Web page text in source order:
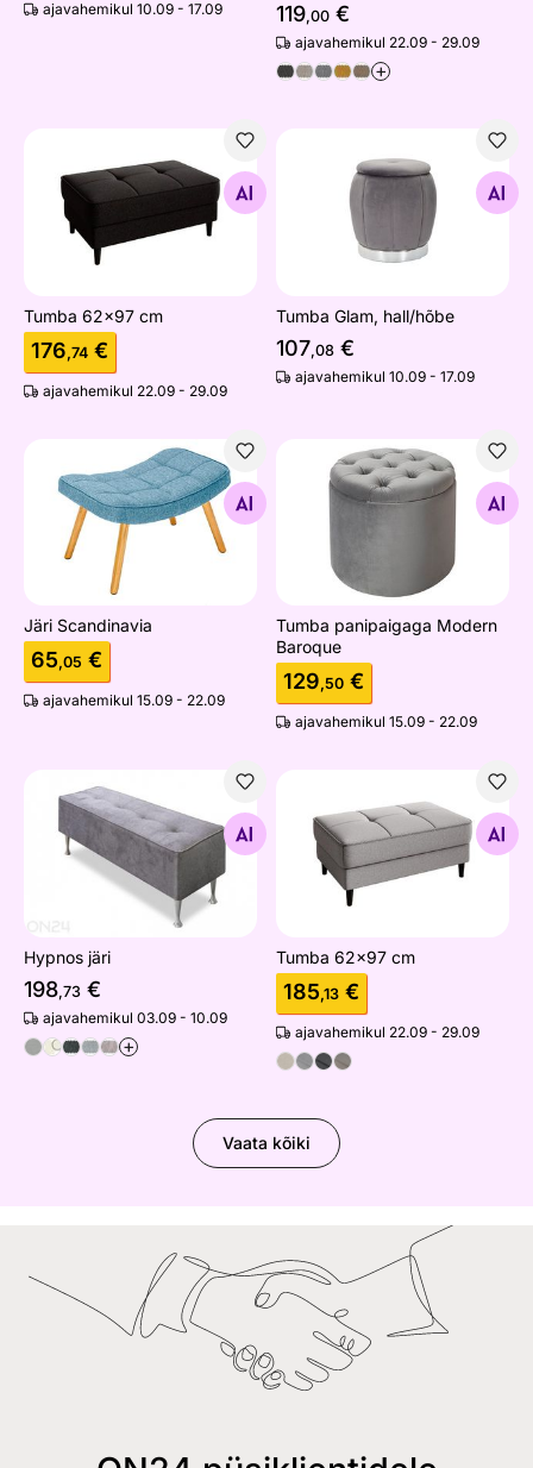
ajavahemikul 10.09 - 17.09 119,00 €
ajavahemikul 22.09 - 29.09
+
Tumba 62x97 cm
Otsi sarnaseid
Tumba 62x97 cm
176,74 €
ajavahemikul 22.09 - 29.09
Tumba Glam, hall/hõbe
Otsi sarnaseid
Tumba Glam, hall/hõbe
107,08 €
ajavahemikul 10.09 - 17.09
Järi Scandinavia
Otsi sarnaseid
Järi Scandinavia
65,05 €
ajavahemikul 15.09 - 22.09
Tumba panipaigaga
Otsi sarnaseid
Tumba panipaigaga Modern
Baroque
129,50 €
ajavahemikul 15.09 - 22.09
Hypnos järi
Otsi sarnaseid
Hypnos järi
198,73 €
ajavahemikul 03.09 - 10.09
+
Tumba 62x97 cm
Otsi sarnaseid
Tumba 62x97 cm
185,13 €
ajavahemikul 22.09 - 29.09
Vaata kõiki